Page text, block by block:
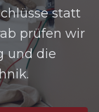
statt
prüfen wir
und die